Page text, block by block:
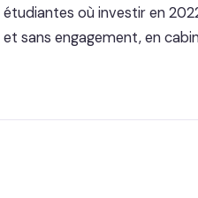
où investir en
sans engagement, en